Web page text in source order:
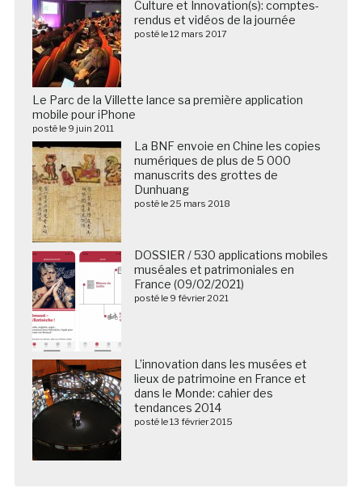
Culture et Innovation(s): comptes-
rendus et vidéos de la journée
posté le 12 mars 2017
Le Parc de la Villette lance sa première application
mobile pour iPhone
posté le 9 juin 2011
La BNF envoie en Chine les copies
numériques de plus de 5 000
manuscrits des grottes de
Dunhuang
posté le 25 mars 2018
DOSSIER / 530 applications mobiles
muséales et patrimoniales en
France (09/02/2021)
posté le 9 février 2021
L’innovation dans les musées et
lieux de patrimoine en France et
dans le Monde: cahier des
tendances 2014
posté le 13 février 2015